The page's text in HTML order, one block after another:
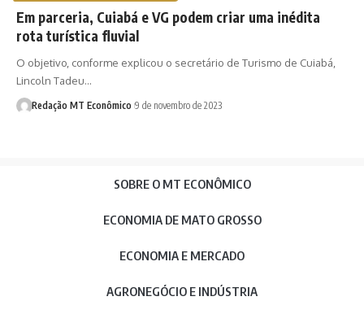
Em parceria, Cuiabá e VG podem criar uma inédita
rota turística fluvial
O objetivo, conforme explicou o secretário de Turismo de Cuiabá,
Lincoln Tadeu…
Redação MT Econômico 9 de novembro de 2023
SOBRE O MT ECONÔMICO
ECONOMIA DE MATO GROSSO
ECONOMIA E MERCADO
AGRONEGÓCIO E INDÚSTRIA